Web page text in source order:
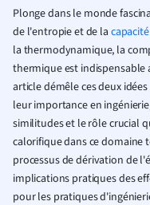
Plonge dans le monde
de l'entropie et de la
la thermodynamique, la
thermique est indispensable
article démêle ces deux
leur importance en
similitudes et le rôle crucial
calorifique dans ce domaine
processus de dérivation de
implications pratiques des
pour les pratiques